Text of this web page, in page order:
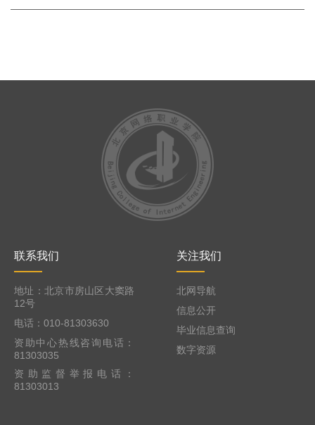
联系我们
地址：北京市房山区大窦路
12号
电话：010-81303630
资助中心热线咨询电话：
81303035
资助监督举报电话：
81303013
关注我们
北网导航
信息公开
毕业信息查询
数字资源